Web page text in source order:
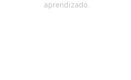
aprendizado.